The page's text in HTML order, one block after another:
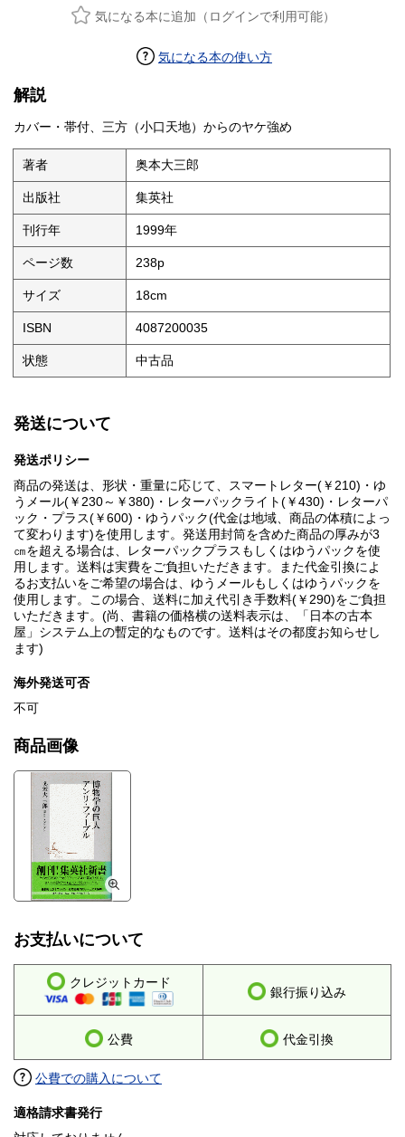
気になる本に追加（ログインで利用可能）
気になる本の使い方
解説
カバー・帯付、三方（小口天地）からのヤケ強め
著者 奥本大三郎
出版社 集英社
刊行年 1999年
ページ数 238p
サイズ 18cm
ISBN 4087200035
状態 中古品
発送について
発送ポリシー
商品の発送は、形状・重量に応じて、スマートレター(￥210)・ゆ
うメール(￥230～￥380)・レターパックライト(￥430)・レターパ
ック・プラス(￥600)・ゆうパック(代金は地域、商品の体積によっ
て変わります)を使用します。発送用封筒を含めた商品の厚みが3
㎝を超える場合は、レターパックプラスもしくはゆうパックを使
用します。送料は実費をご負担いただきます。また代金引換によ
るお支払いをご希望の場合は、ゆうメールもしくはゆうパックを
使用します。この場合、送料に加え代引き手数料(￥290)をご負担
いただきます。(尚、書籍の価格横の送料表示は、「日本の古本
屋」システム上の暫定的なものです。送料はその都度お知らせし
ます)
海外発送可否
不可
商品画像
お支払いについて
クレジットカード
銀行振り込み
公費 代金引換
公費での購入について
適格請求書発行